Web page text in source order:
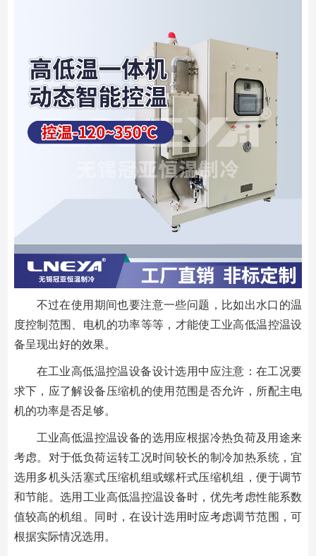
不过在使用期间也要注意一些问题，比如出水口的温
度控制范围、电机的功率等等，才能使工业高低温控温设
备呈现出好的效果。
在工业高低温控温设备设计选用中应注意：在工况要
求下，应了解设备压缩机的使用范围是否允许，所配主电
机的功率是否足够。
工业高低温控温设备的选用应根据冷热负荷及用途来
考虑。对于低负荷运转工况时间较长的制冷加热系统，宜
选用多机头活塞式压缩机组或螺杆式压缩机组，便于调节
和节能。选用工业高低温控温设备时，优先考虑性能系数
值较高的机组。同时，在设计选用时应考虑调节范围，可
根据实际情况选用。